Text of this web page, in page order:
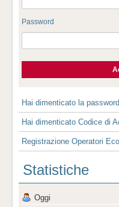
Password
Hai dimenticato la
Hai dimenticato Codice di
Registrazione Operatori
Statistiche
Oggi